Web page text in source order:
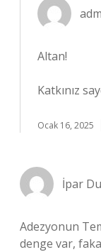
Altan!
Katkınız
Ocak 16, 2025
İpar
Adezyonun
denge var,